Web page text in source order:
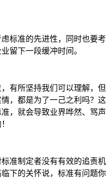
准的先进性，同时也要考
留下一段缓冲时间。
所坚持我们可以理解，但
，都是为了一己之利吗？这
，就会导致业界哗然、骂声
准制定者没有有效的追责机
下的关怀说，标准有问题你